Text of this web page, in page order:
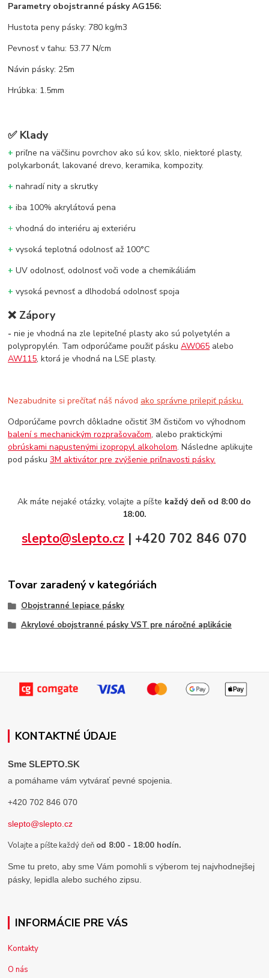
Parametry obojstranné pásky AG156:
Hustota peny pásky: 780 kg/m3
Pevnosť v ťahu: 53.77 N/cm
Návin pásky: 25m
Hrúbka: 1.5mm
✅ Klady
+ priľne na väčšinu povrchov ako sú kov, sklo, niektoré plasty,
polykarbonát, lakované drevo, keramika, kompozity.
+ nahradí nity a skrutky
+ iba 100% akrylátová pena
+ vhodná do interiéru aj exteriéru
+ vysoká teplotná odolnosť až 100°C
+ UV odolnosť, odolnosť voči vode a chemikáliám
+ vysoká pevnosť a dlhodobá odolnosť spoja
❌ Zápory
- nie je vhodná na zle lepiteľné plasty ako sú polyetylén a
polypropylén. Tam odporúčame použiť páskuAW065 alebo
AW115, ktorá je vhodná na LSE plasty.
Nezabudnite si prečítať náš návod ako správne prilepiť pásku.
Odporúčame povrch dôkladne očistiť 3M čističom vo výhodnom
balení s mechanickým rozprašovačom, alebo praktickými
obrúskami napustenými izopropyl alkoholom. Následne aplikujte
pod pásku3M aktivátor pre zvýšenie priľnavosti pásky.
Ak máte nejaké otázky, volajte a píšte každý deň od 8:00 do
18:00.
slepto@slepto.cz | +420 702 846 070
Tovar zaradený v kategóriách
Obojstranné lepiace pásky
Akrylové obojstranné pásky VST pre náročné aplikácie
KONTAKTNÉ ÚDAJE
Sme SLEPTO.SK
a pomáhame vám vytvárať pevné spojenia.
+420 702 846 070
slepto@slepto.cz
Volajte a píšte každý deň od 8:00 - 18:00 hodín.
Sme tu preto, aby sme Vám pomohli s výberom tej najvhodnejšej
pásky, lepidla alebo suchého zipsu.
INFORMÁCIE PRE VÁS
Kontakty
O nás